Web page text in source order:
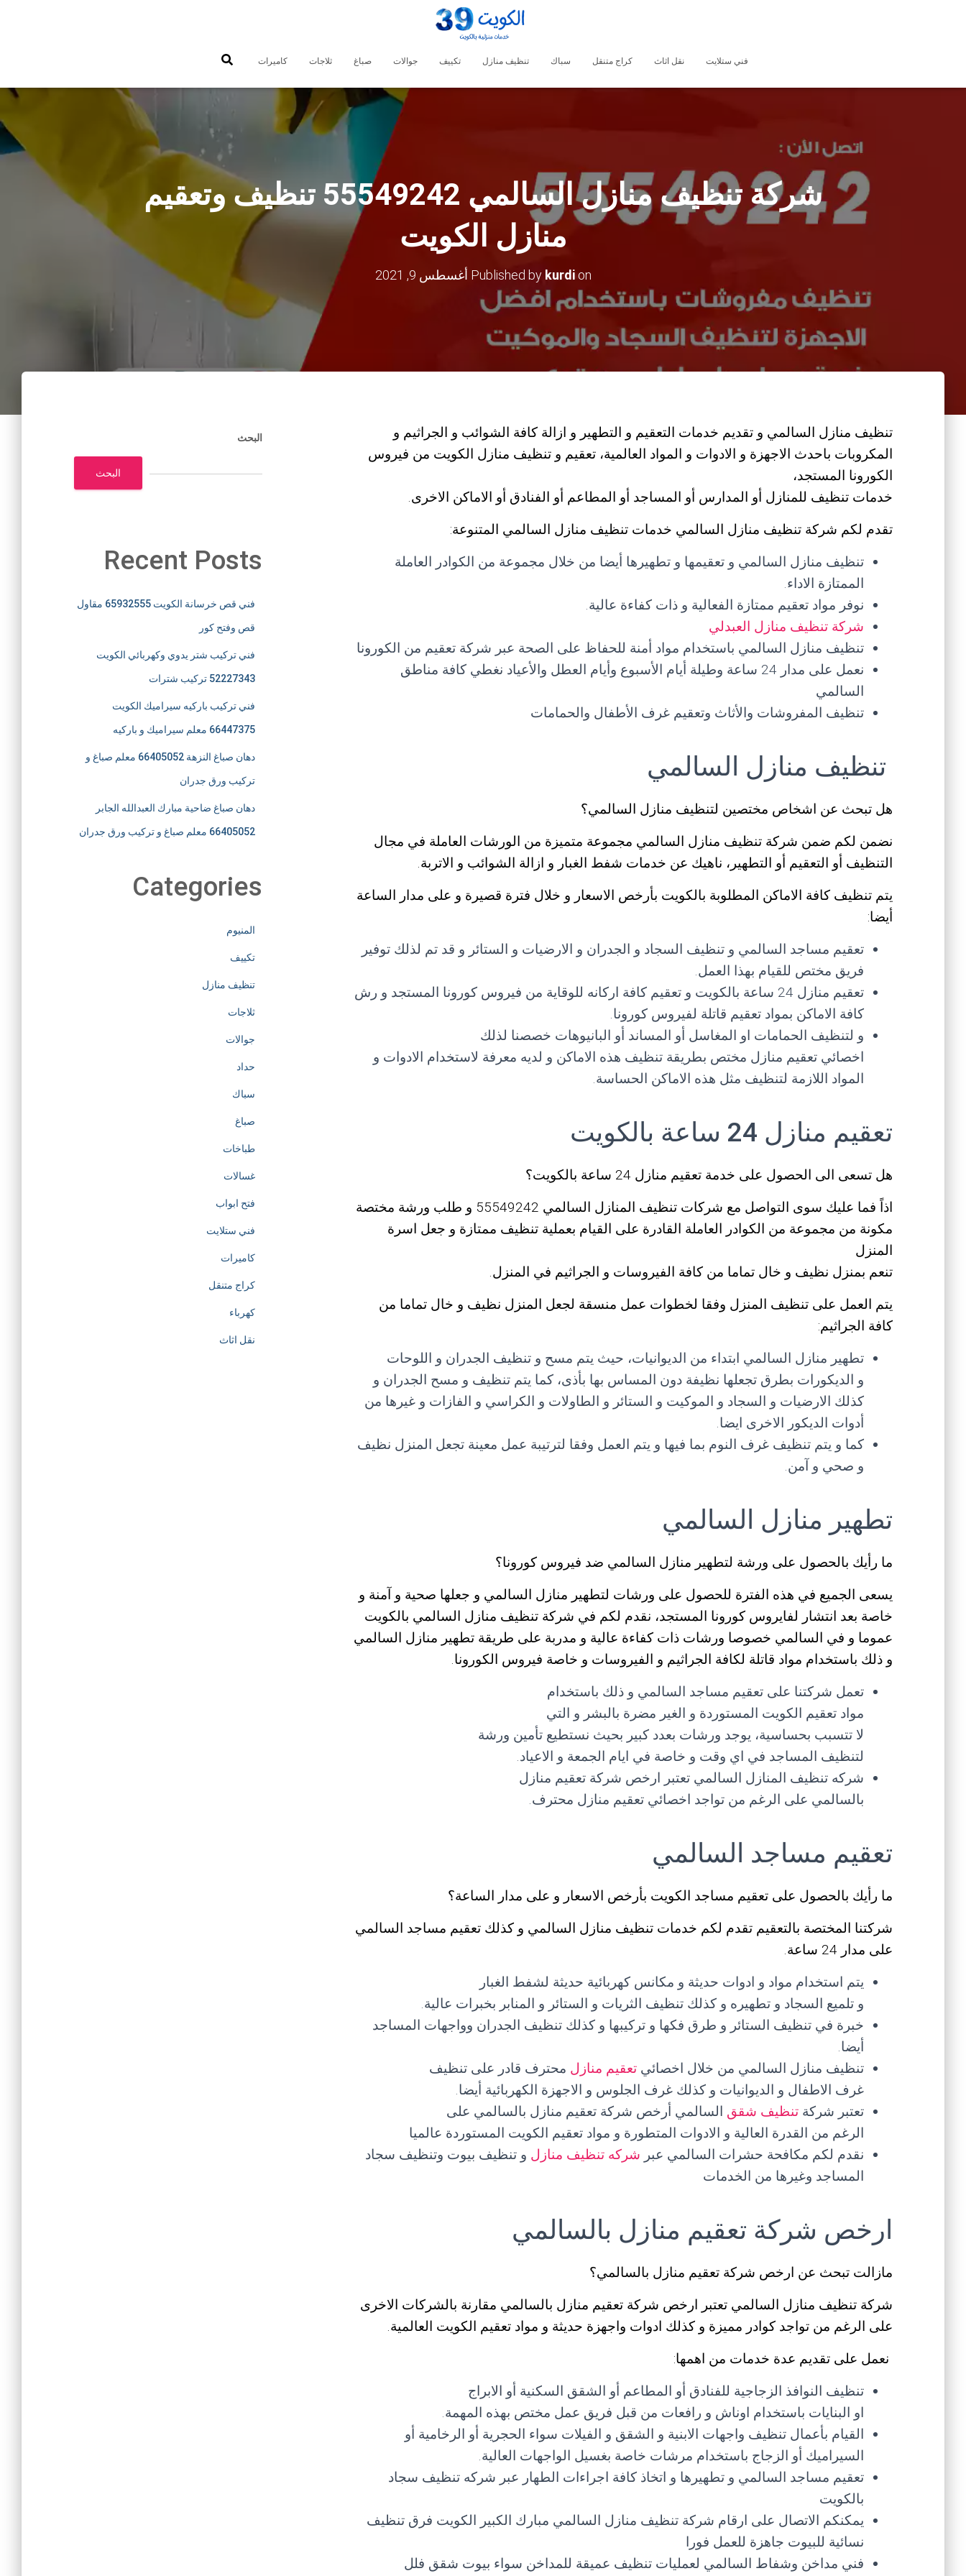
فني ستلايت نقل اثاث كراج متنقل سباك تنظيف منازل تكييف جوالات صباغ ثلاجات كاميرات
شركة تنظيف منازل السالمي 55549242 تنظيف وتعقيم
منازل الكويت
Published by kurdion أغسطس 9, 2021
تنظيف منازل السالمي و تقديم خدمات التعقيم و التطهير و ازالة كافة الشوائب و الجراثيم و
المكروبات باحدث الاجهزة و الادوات و المواد العالمية، تعقيم و تنظيف منازل الكويت من فيروس
الكورونا المستجد،
خدمات تنظيف للمنازل أو المدارس أو المساجد أو المطاعم أو الفنادق أو الاماكن الاخرى.
تقدم لكم شركة تنظيف منازل السالمي خدمات تنظيف منازل السالمي المتنوعة:
تنظيف منازل السالمي و تعقيمها و تطهيرها أيضا من خلال مجموعة من الكوادر العاملة
الممتازة الاداء.
نوفر مواد تعقيم ممتازة الفعالية و ذات كفاءة عالية.
شركة تنظيف منازل العبدلي
تنظيف منازل السالمي باستخدام مواد أمنة للحفاظ على الصحة عبر شركة تعقيم من الكورونا
نعمل على مدار 24 ساعة وطيلة أيام الأسبوع وأيام العطل والأعياد نغطي كافة مناطق
السالمي
تنظيف المفروشات والأثاث وتعقيم غرف الأطفال والحمامات
تنظيف منازل السالمي
هل تبحث عن اشخاص مختصين لتنظيف منازل السالمي؟
نضمن لكم ضمن شركة تنظيف منازل السالمي مجموعة متميزة من الورشات العاملة في مجال
التنظيف أو التعقيم أو التطهير، ناهيك عن خدمات شفط الغبار و ازالة الشوائب و الاتربة.
يتم تنظيف كافة الاماكن المطلوبة بالكويت بأرخص الاسعار و خلال فترة قصيرة و على مدار الساعة
أيضا:
تعقيم مساجد السالمي و تنظيف السجاد و الجدران و الارضيات و الستائر و قد تم لذلك توفير
فريق مختص للقيام بهذا العمل.
تعقيم منازل 24 ساعة بالكويت و تعقيم كافة اركانه للوقاية من فيروس كورونا المستجد و رش
كافة الاماكن بمواد تعقيم قاتلة لفيروس كورونا.
و لتنظيف الحمامات او المغاسل أو المساند أو البانيوهات خصصنا لذلك
اخصائي تعقيم منازل مختص بطريقة تنظيف هذه الاماكن و لديه معرفة لاستخدام الادوات و
المواد اللازمة لتنظيف مثل هذه الاماكن الحساسة.
تعقيم منازل 24 ساعة بالكويت
هل تسعى الى الحصول على خدمة تعقيم منازل 24 ساعة بالكويت؟
اذاً فما عليك سوى التواصل مع شركات تنظيف المنازل السالمي 55549242 و طلب ورشة مختصة
مكونة من مجموعة من الكوادر العاملة القادرة على القيام بعملية تنظيف ممتازة و جعل اسرة
المنزل
تنعم بمنزل نظيف و خال تماما من كافة الفيروسات و الجراثيم في المنزل.
يتم العمل على تنظيف المنزل وفقا لخطوات عمل منسقة لجعل المنزل نظيف و خال تماما من
كافة الجراثيم:
تطهير منازل السالمي ابتداء من الديوانيات، حيث يتم مسح و تنظيف الجدران و اللوحات
و الديكورات بطرق تجعلها نظيفة دون المساس بها بأذى، كما يتم تنظيف و مسح الجدران و
كذلك الارضيات و السجاد و الموكيت و الستائر و الطاولات و الكراسي و الفازات و غيرها من
أدوات الديكور الاخرى ايضا.
كما و يتم تنظيف غرف النوم بما فيها و يتم العمل وفقا لترتيبة عمل معينة تجعل المنزل نظيف
و صحي و آمن.
تطهير منازل السالمي
ما رأيك بالحصول على ورشة لتطهير منازل السالمي ضد فيروس كورونا؟
يسعى الجميع في هذه الفترة للحصول على ورشات لتطهير منازل السالمي و جعلها صحية و آمنة و
خاصة بعد انتشار لفايروس كورونا المستجد، نقدم لكم في شركة تنظيف منازل السالمي بالكويت
عموما و في السالمي خصوصا ورشات ذات كفاءة عالية و مدربة على طريقة تطهير منازل السالمي
و ذلك باستخدام مواد قاتلة لكافة الجراثيم و الفيروسات و خاصة فيروس الكورونا.
تعمل شركتنا على تعقيم مساجد السالمي و ذلك باستخدام
مواد تعقيم الكويت المستوردة و الغير مضرة بالبشر و التي
لا تتسبب بحساسية، يوجد ورشات بعدد كبير بحيث نستطيع تأمين ورشة
لتنظيف المساجد في اي وقت و خاصة في ايام الجمعة و الاعياد.
شركه تنظيف المنازل السالمي تعتبر ارخص شركة تعقيم منازل
بالسالمي على الرغم من تواجد اخصائي تعقيم منازل محترف.
تعقيم مساجد السالمي
ما رأيك بالحصول على تعقيم مساجد الكويت بأرخص الاسعار و على مدار الساعة؟
شركتنا المختصة بالتعقيم تقدم لكم خدمات تنظيف منازل السالمي و كذلك تعقيم مساجد السالمي
على مدار 24 ساعة.
يتم استخدام مواد و ادوات حديثة و مكانس كهربائية حديثة لشفط الغبار
و تلميع السجاد و تطهيره و كذلك تنظيف الثريات و الستائر و المنابر بخبرات عالية.
خبرة في تنظيف الستائر و طرق فكها و تركيبها و كذلك تنظيف الجدران وواجهات المساجد
أيضا.
تنظيف منازل السالمي من خلال اخصائي تعقيم منازل محترف قادر على تنظيف
غرف الاطفال و الديوانيات و كذلك غرف الجلوس و الاجهزة الكهربائية أيضا.
تعتبر شركة تنظيف شقق السالمي أرخص شركة تعقيم منازل بالسالمي على
الرغم من القدرة العالية و الادوات المتطورة و مواد تعقيم الكويت المستوردة عالميا
نقدم لكم مكافحة حشرات السالمي عبر شركه تنظيف منازل و تنظيف بيوت وتنظيف سجاد
المساجد وغيرها من الخدمات
ارخص شركة تعقيم منازل بالسالمي
مازالت تبحث عن ارخص شركة تعقيم منازل بالسالمي؟
شركة تنظيف منازل السالمي تعتبر ارخص شركة تعقيم منازل بالسالمي مقارنة بالشركات الاخرى
على الرغم من تواجد كوادر مميزة و كذلك ادوات واجهزة حديثة و مواد تعقيم الكويت العالمية.
نعمل على تقديم عدة خدمات من اهمها:
تنظيف النوافذ الزجاجية للفنادق أو المطاعم أو الشقق السكنية أو الابراج
او البنايات باستخدام اوناش و رافعات من قبل فريق عمل مختص بهذه المهمة.
القيام بأعمال تنظيف واجهات الابنية و الشقق و الفيلات سواء الحجرية أو الرخامية أو
السيراميك أو الزجاج باستخدام مرشات خاصة بغسيل الواجهات العالية.
تعقيم مساجد السالمي و تطهيرها و اتخاذ كافة اجراءات الطهار عبر شركه تنظيف سجاد
بالكويت
يمكنكم الاتصال على ارقام شركة تنظيف منازل السالمي مبارك الكبير الكويت فرق تنظيف
نسائية للبيوت جاهزة للعمل فورا
فني مداخن وشفاط السالمي لعمليات تنظيف عميقة للمداخن سواء بيوت شقق فلل
البحث
البحث
Recent Posts
فني قص خرسانة الكويت 65932555 مقاول
قص وفتح كور
فني تركيب شتر يدوي وكهربائي الكويت
52227343 تركيب شترات
فني تركيب باركيه سيراميك الكويت
66447375 معلم سيراميك و باركيه
دهان صباغ النزهة 66405052 معلم صباغ و
تركيب ورق جدران
دهان صباغ ضاحية مبارك العبدالله الجابر
66405052 معلم صباغ و تركيب ورق جدران
Categories
المنيوم
تكييف
تنظيف منازل
ثلاجات
جوالات
حداد
سباك
صباغ
طباخات
غسالات
فتح ابواب
فني ستلايت
كاميرات
كراج متنقل
كهرباء
نقل اثاث